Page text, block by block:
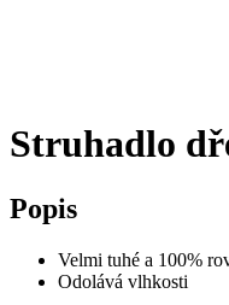
Struhadlo
Popis
Velmi tuhé a 100%
Odolává vlhkosti